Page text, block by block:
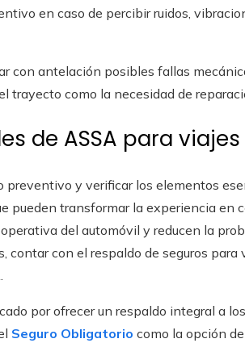
en caso de percibir ruidos,
con antelación posibles fallas
trayecto como la necesidad de
de ASSA para
y verificar los elementos
pueden transformar la experiencia en
del automóvil y reducen la
contar con el respaldo de seguros
por ofrecer un respaldo integral a
Seguro Obligatorio como la opción de